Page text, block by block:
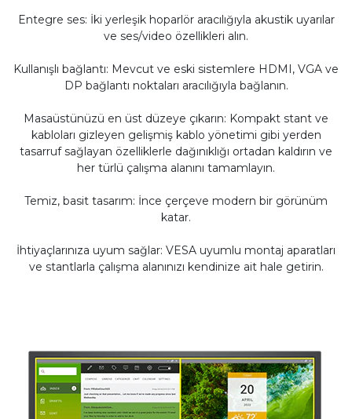
Entegre ses: İki yerleşik hoparlör aracılığıyla akustik uyarılar
ve ses/video özellikleri alın.
Kullanışlı bağlantı: Mevcut ve eski sistemlere HDMI, VGA ve
DP bağlantı noktaları aracılığıyla bağlanın.
Masaüstünüzü en üst düzeye çıkarın: Kompakt stant ve
kabloları gizleyen gelişmiş kablo yönetimi gibi yerden
tasarruf sağlayan özelliklerle dağınıklığı ortadan kaldırın ve
her türlü çalışma alanını tamamlayın.
Temiz, basit tasarım: İnce çerçeve modern bir görünüm
katar.
İhtiyaçlarınıza uyum sağlar: VESA uyumlu montaj aparatları
ve stantlarla çalışma alanınızı kendinize ait hale getirin.